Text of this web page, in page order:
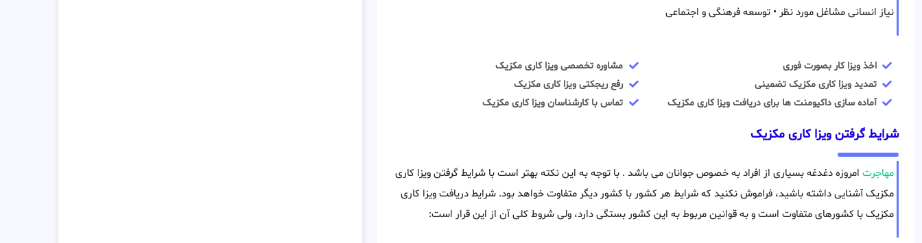
نیاز انسانی مشاغل مورد نظر • توسعه فرهنگی و اجتماعی
اخذ ویزا کار بصورت فوری
تمدید ویزا کاری مکزیک تضمینی
آماده سازی داکیومنت ها برای دریافت ویزا کاری مکزیک
مشاوره تخصصی ویزا کاری مکزیک
رفع ریجکتی ویزا کاری مکزیک
تماس با کارشناسان ویزا کاری مکزیک
شرایط گرفتن ویزا کاری مکزیک
مهاجرت امروزه دغدغه بسیاری از افراد به خصوص جوانان می باشد . با توجه به این نکته بهتر است با شرایط گرفتن ویزا کاری
مکزیک آشنایی داشته باشید، فراموش نکنید که شرایط هر کشور با کشور دیگر متفاوت خواهد بود. شرایط دریافت ویزا کاری
مکزیک با کشورهای متفاوت است و به قوانین مربوط به این کشور بستگی دارد، ولی شروط کلی آن از این قرار است: